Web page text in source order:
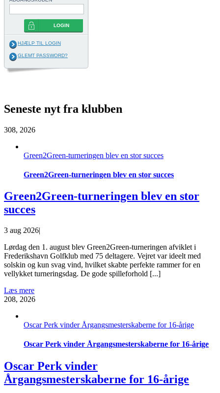
LOGIN
HJÆLP TIL LOGIN
GLEMT PASSWORD?
Seneste nyt fra klubben
308, 2026
Green2Green-turneringen blev en stor succes
Green2Green-turneringen blev en stor succes
Green2Green-turneringen blev en stor
succes
3 aug 2026|
Lørdag den 1. august blev Green2Green-turneringen afviklet i
Frederikshavn Golfklub med 75 deltagere. Vejret var ideelt med
solskin og kun svag vind, hvilket skabte perfekte rammer for en
vellykket turneringsdag. De gode spilleforhold [...]
Læs mere
208, 2026
Oscar Perk vinder Årgangsmesterskaberne for 16-årige
Oscar Perk vinder Årgangsmesterskaberne for 16-årige
Oscar Perk vinder
Årgangsmesterskaberne for 16-årige